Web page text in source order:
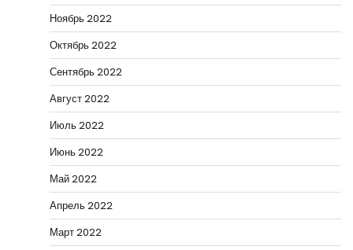
Ноябрь 2022
Октябрь 2022
Сентябрь 2022
Август 2022
Июль 2022
Июнь 2022
Май 2022
Апрель 2022
Март 2022